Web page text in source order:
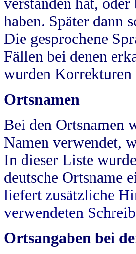
verstanden hat,
haben. Später dann
Die gesprochene
Fällen bei denen
wurden Korrekturen
Ortsnamen
Bei den Ortsnamen
Namen verwendet,
In dieser Liste
deutsche Ortsname
liefert zusätzliche
verwendeten
Ortsangaben bei